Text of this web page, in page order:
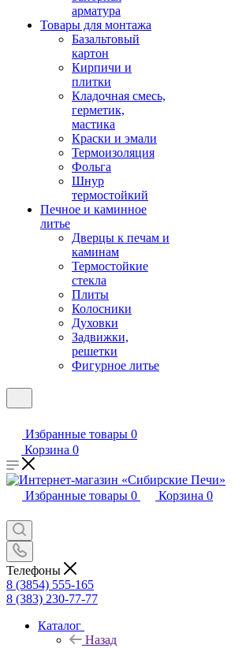
арматура
Товары для монтажа
Базальтовый
картон
Кирпичи и
плитки
Кладочная смесь,
герметик,
мастика
Краски и эмали
Термоизоляция
Фольга
Шнур
термостойкий
Печное и каминное
литье
Дверцы к печам и
каминам
Термостойкие
стекла
Плиты
Колосники
Духовки
Задвижки,
решетки
Фигурное литье
Избранные товары 0
Корзина 0
Избранные товары 0 Корзина 0
Телефоны
8 (3854) 555-165
8 (383) 230-77-77
Каталог
Назад